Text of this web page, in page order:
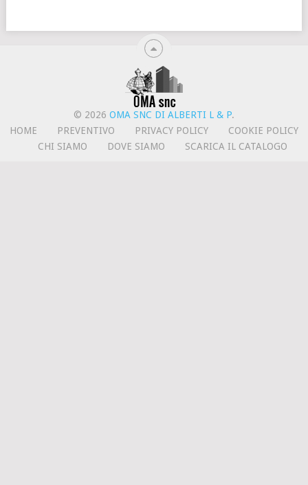
© 2026 OMA SNC DI ALBERTI L & P.
HOME
PREVENTIVO PRIVACY POLICY
COOKIE POLICY
CHI SIAMO
DOVE SIAMO SCARICA IL CATALOGO